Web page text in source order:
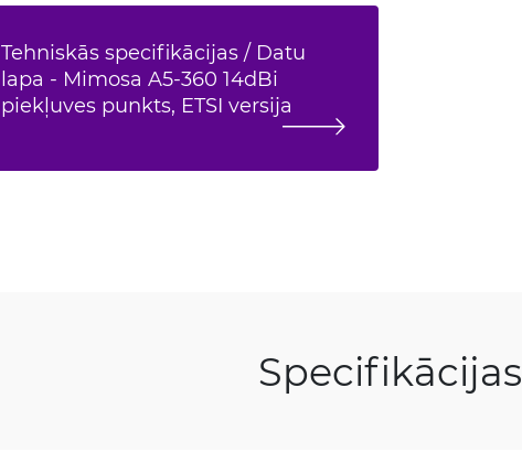
Tehniskās specifikācijas / Datu
lapa - Mimosa A5-360 14dBi
piekļuves punkts, ETSI versija
Specifikācijas